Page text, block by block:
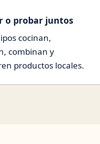
o probar juntos
cocinan,
combinan y
productos locales.